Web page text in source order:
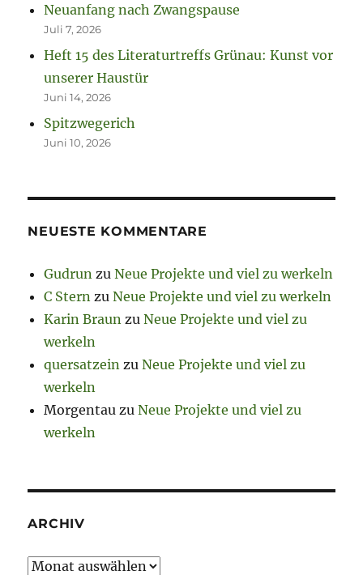
Neuanfang nach Zwangspause
Juli 7, 2026
Heft 15 des Literaturtreffs Grünau: Kunst vor
unserer Haustür
Juni 14, 2026
Spitzwegerich
Juni 10, 2026
NEUESTE KOMMENTARE
Gudrun zuNeue Projekte und viel zu werkeln
C Stern zuNeue Projekte und viel zu werkeln
Karin Braun zuNeue Projekte und viel zu
werkeln
quersatzein zuNeue Projekte und viel zu
werkeln
Morgentau zuNeue Projekte und viel zu
werkeln
ARCHIV
Archiv